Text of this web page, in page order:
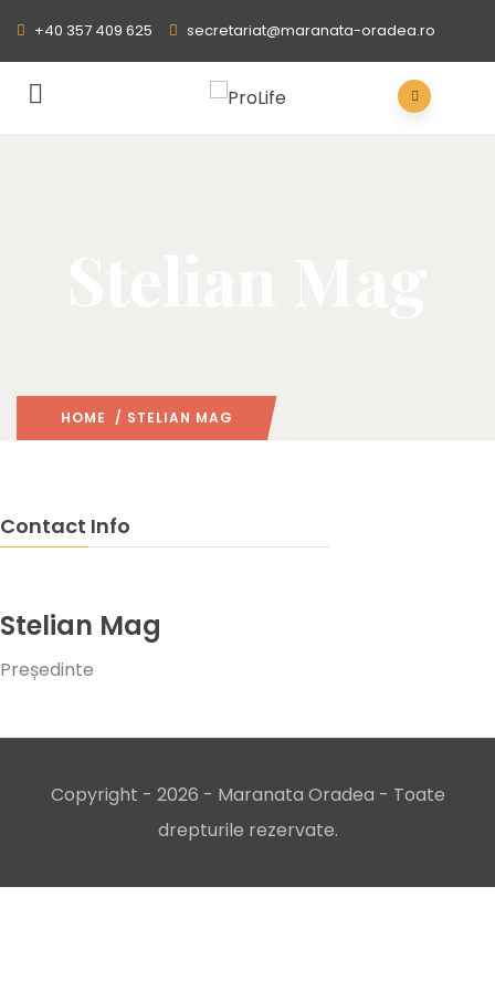
+40 357 409 625 secretariat@maranata-oradea.ro
HOME / STELIAN MAG
Contact Info
Stelian Mag
Președinte
Copyright - 2026 - Maranata Oradea - Toate
drepturile rezervate.